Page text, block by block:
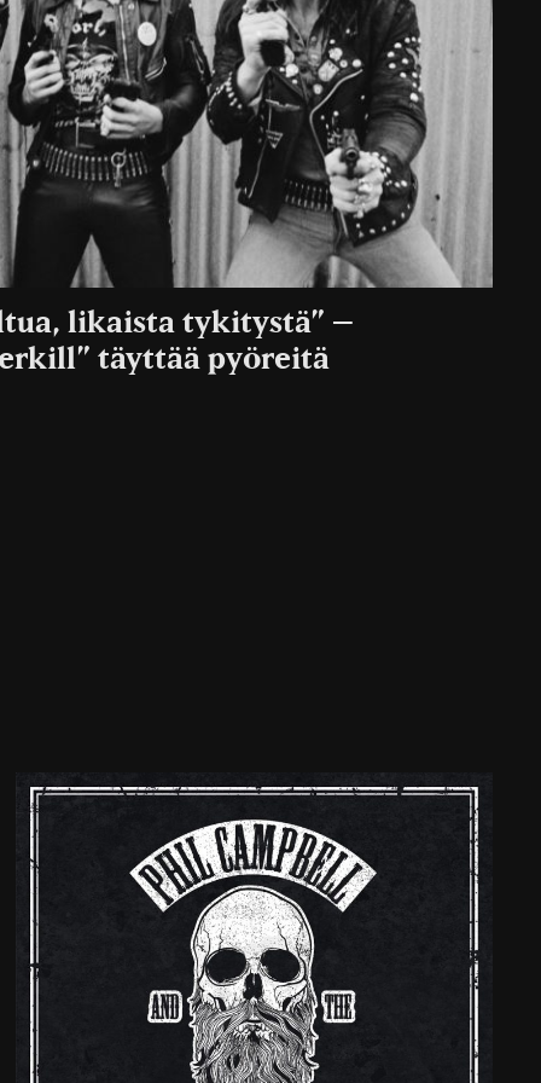
likaista tykitystä” –
täyttää pyöreitä